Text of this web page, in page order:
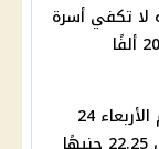
آلاف جنيه لا تكفي أسرة
أسعار البنزين والسولار اليوم الأربعاء 24